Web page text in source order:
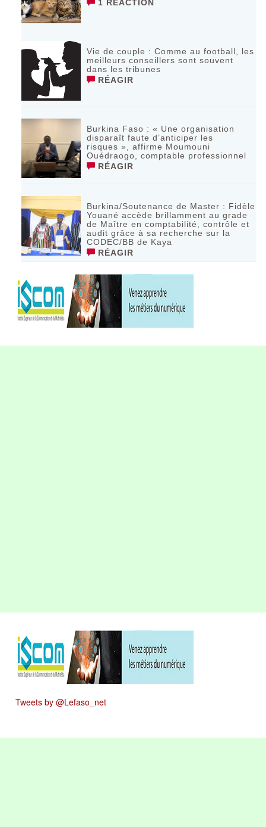
1 RÉACTION
Vie de couple : Comme au football, les
meilleurs conseillers sont souvent
dans les tribunes
RÉAGIR
Burkina Faso : « Une organisation
disparaît faute d’anticiper les
risques », affirme Moumouni
Ouédraogo, comptable professionnel
RÉAGIR
Burkina/Soutenance de Master : Fidèle
Youané accède brillamment au grade
de Maître en comptabilité, contrôle et
audit grâce à sa recherche sur la
CODEC/BB de Kaya
RÉAGIR
Tweets by @Lefaso_net